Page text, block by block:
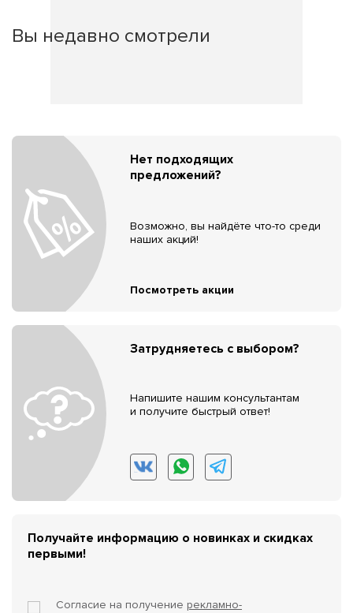
Вы недавно смотрели
Нет подходящих
предложений?
Возможно, вы найдёте что-то среди
наших акций!
Посмотреть акции
Затрудняетесь с выбором?
Напишите нашим консультантам
и получите быстрый ответ!
Получайте информацию о новинках и скидках
первыми!
Согласие на получение рекламно-